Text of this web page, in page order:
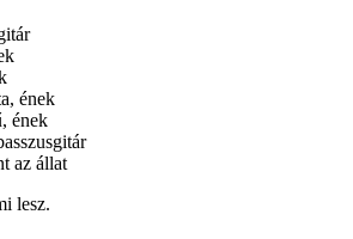
ének
ének
az állat
lesz.